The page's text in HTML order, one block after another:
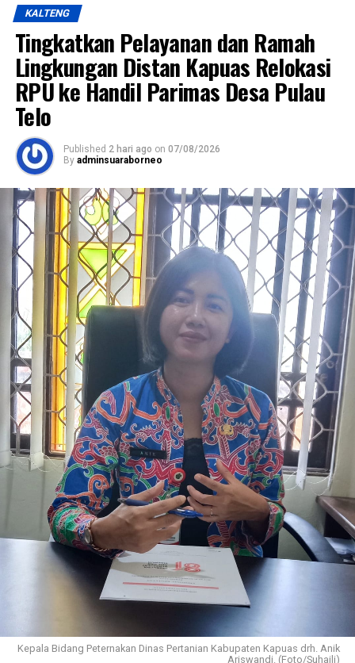
KALTENG
Tingkatkan Pelayanan dan Ramah
Lingkungan Distan Kapuas Relokasi
RPU ke Handil Parimas Desa Pulau
Telo
Published 2 hari ago on 07/08/2026
By adminsuaraborneo
Kepala Bidang Peternakan Dinas Pertanian Kabupaten Kapuas drh. Anik
Ariswandi. (Foto/Suhaili)